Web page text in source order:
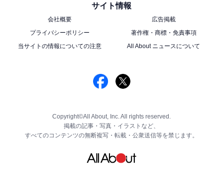
サイト情報
会社概要
広告掲載
プライバシーポリシー
著作権・商標・免責事項
当サイトの情報についての注意
All About ニュースについて
Copyright©All About, Inc. All rights reserved.
掲載の記事・写真・イラストなど、
すべてのコンテンツの無断複写・転載・公衆送信等を禁じます。